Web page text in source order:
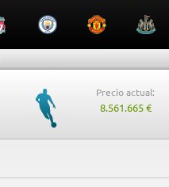
Precio actual:
8.561.665 €